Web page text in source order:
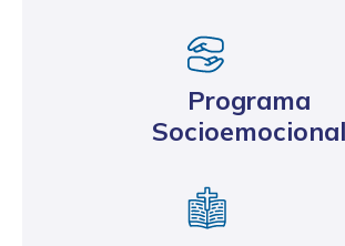
Programa
Socioemocional